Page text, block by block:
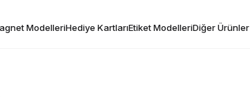
ModelleriHediye KartlarıEtiket ModelleriDiğer Ürünler